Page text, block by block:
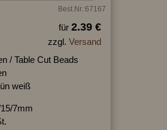
Best.Nr.:67167
für 2.39 €
zzgl. Versand
/ Table Cut Beads
weiß
7mm